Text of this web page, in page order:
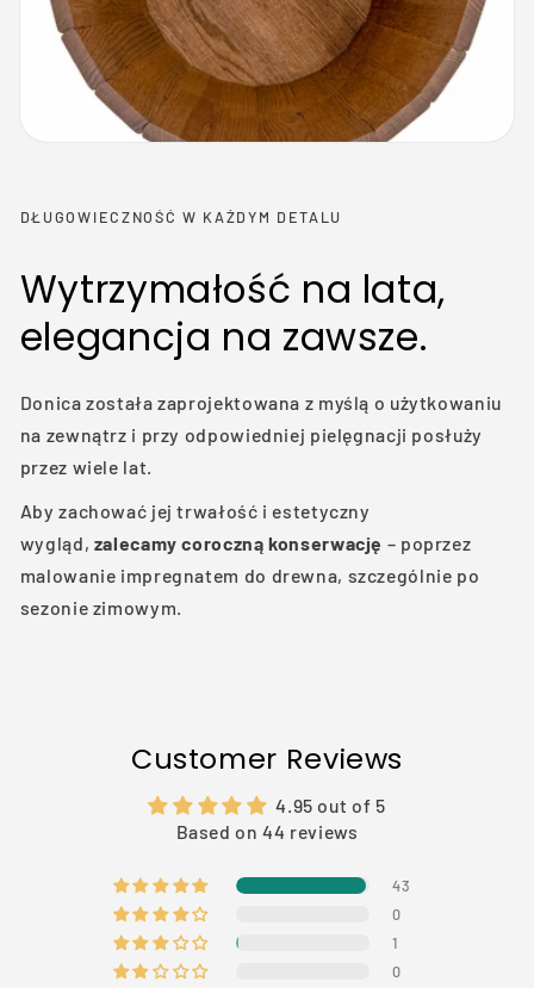
DŁUGOWIECZNOŚĆ W KAŻDYM DETALU
Wytrzymałość na lata,
elegancja na zawsze.
Donica została zaprojektowana z myślą o użytkowaniu
na zewnątrz i przy odpowiedniej pielęgnacji posłuży
przez wiele lat.
Aby zachować jej trwałość i estetyczny
wygląd, zalecamy coroczną konserwację – poprzez
malowanie impregnatem do drewna, szczególnie po
sezonie zimowym.
Customer Reviews
4.95 out of 5
Based on 44 reviews
43
0
1
0